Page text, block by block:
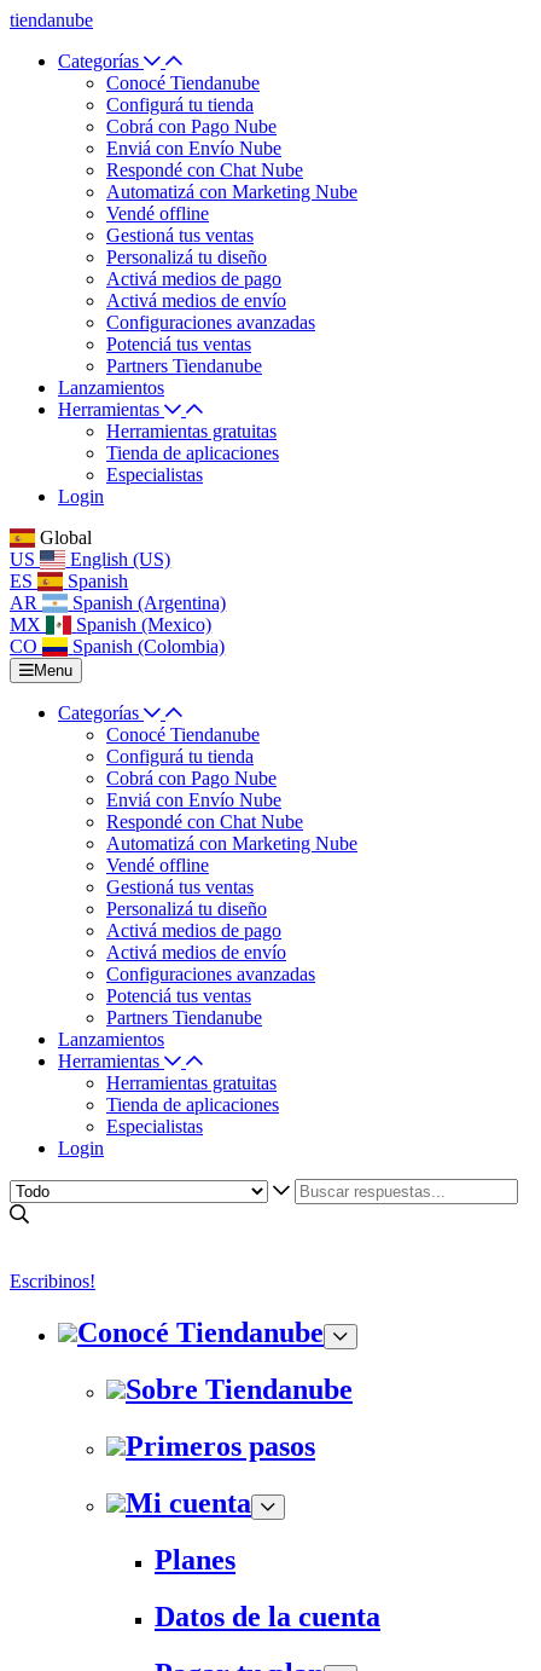
tiendanube
Categorías
Conocé Tiendanube
Configurá tu tienda
Cobrá con Pago Nube
Enviá con Envío Nube
Respondé con Chat Nube
Automatizá con Marketing Nube
Vendé offline
Gestioná tus ventas
Personalizá tu diseño
Activá medios de pago
Activá medios de envío
Configuraciones avanzadas
Potenciá tus ventas
Partners Tiendanube
Lanzamientos
Herramientas
Herramientas gratuitas
Tienda de aplicaciones
Especialistas
Login
Global
US
English (US)
ES
Spanish
AR
Spanish (Argentina)
MX
Spanish (Mexico)
CO
Spanish (Colombia)
Menu
Categorías
Conocé Tiendanube
Configurá tu tienda
Cobrá con Pago Nube
Enviá con Envío Nube
Respondé con Chat Nube
Automatizá con Marketing Nube
Vendé offline
Gestioná tus ventas
Personalizá tu diseño
Activá medios de pago
Activá medios de envío
Configuraciones avanzadas
Potenciá tus ventas
Partners Tiendanube
Lanzamientos
Herramientas
Herramientas gratuitas
Tienda de aplicaciones
Especialistas
Login
Escribinos!
Conocé Tiendanube
Sobre Tiendanube
Primeros pasos
Mi cuenta
Planes
Datos de la cuenta